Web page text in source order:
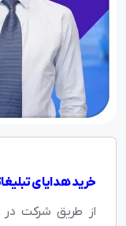
خرید هدایای
از طریق شرکت در